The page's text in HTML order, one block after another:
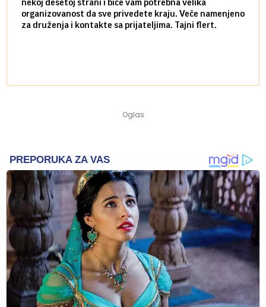
nekoj desetoj strani i biće vam potrebna velika
organizovanost da sve privedete kraju. Veče namenjeno
za druženja i kontakte sa prijateljima. Tajni flert.